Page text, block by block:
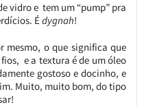
vidro e tem um “pump” pra
Édygnah!
mesmo, o que significa que
e a textura é de um óleo
gostoso e docinho, e
Muito, muito bom, do tipo